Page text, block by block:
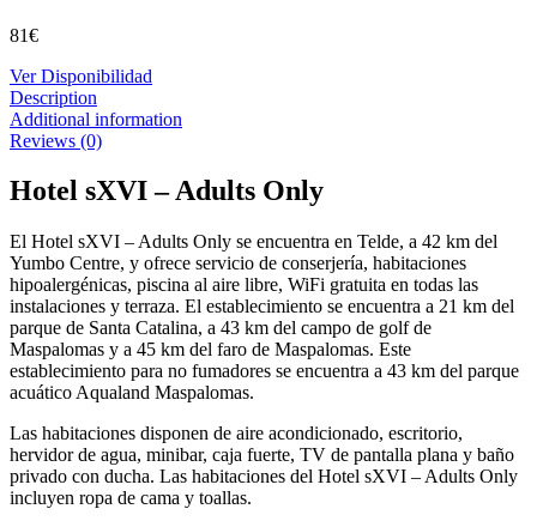
81€
Ver Disponibilidad
Description
Additional information
Reviews (0)
Hotel sXVI – Adults Only
El Hotel sXVI – Adults Only se encuentra en Telde, a 42 km del
Yumbo Centre, y ofrece servicio de conserjería, habitaciones
hipoalergénicas, piscina al aire libre, WiFi gratuita en todas las
instalaciones y terraza. El establecimiento se encuentra a 21 km del
parque de Santa Catalina, a 43 km del campo de golf de
Maspalomas y a 45 km del faro de Maspalomas. Este
establecimiento para no fumadores se encuentra a 43 km del parque
acuático Aqualand Maspalomas.
Las habitaciones disponen de aire acondicionado, escritorio,
hervidor de agua, minibar, caja fuerte, TV de pantalla plana y baño
privado con ducha. Las habitaciones del Hotel sXVI – Adults Only
incluyen ropa de cama y toallas.